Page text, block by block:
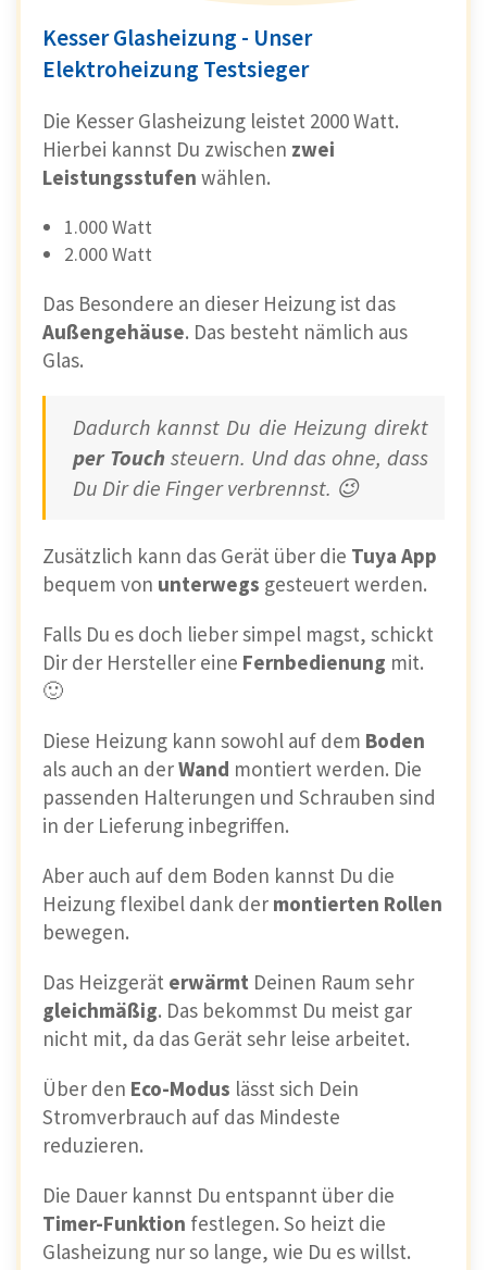
Kesser Glasheizung - Unser
Elektroheizung Testsieger
Die Kesser Glasheizung leistet 2000 Watt.
Hierbei kannst Du zwischen zwei
Leistungsstufen wählen.
1.000 Watt
2.000 Watt
Das Besondere an dieser Heizung ist das
Außengehäuse. Das besteht nämlich aus
Glas.
Dadurch kannst Du die Heizung direkt
per Touch steuern. Und das ohne, dass
Du Dir die Finger verbrennst. 😉
Zusätzlich kann das Gerät über die Tuya App
bequem von unterwegs gesteuert werden.
Falls Du es doch lieber simpel magst, schickt
Dir der Hersteller eine Fernbedienung mit.
🙂
Diese Heizung kann sowohl auf dem Boden
als auch an derWand montiert werden. Die
passenden Halterungen und Schrauben sind
in der Lieferung inbegriffen.
Aber auch auf dem Boden kannst Du die
Heizung flexibel dank der montierten Rollen
bewegen.
Das Heizgerät erwärmt Deinen Raum sehr
gleichmäßig. Das bekommst Du meist gar
nicht mit, da das Gerät sehr leise arbeitet.
Über den Eco-Modus lässt sich Dein
Stromverbrauch auf das Mindeste
reduzieren.
Die Dauer kannst Du entspannt über die
Timer-Funktion festlegen. So heizt die
Glasheizung nur so lange, wie Du es willst.